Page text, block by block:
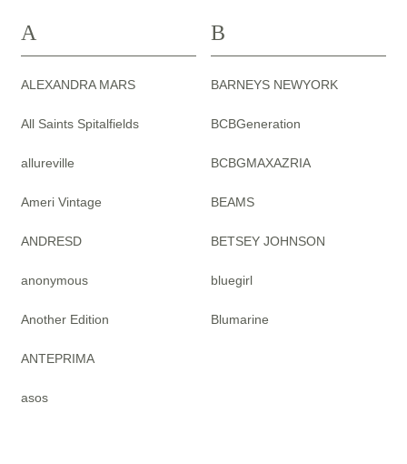
A
ALEXANDRA MARS
All Saints Spitalfields
allureville
Ameri Vintage
ANDRESD
anonymous
Another Edition
ANTEPRIMA
asos
B
BARNEYS NEWYORK
BCBGeneration
BCBGMAXAZRIA
BEAMS
BETSEY JOHNSON
bluegirl
Blumarine